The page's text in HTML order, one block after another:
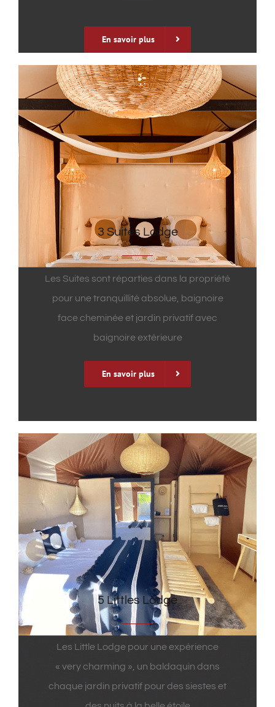
En savoir plus
3 Suites Lodge
Les Suites sont réparties dans la propriété
pour une tranquillité absolue, baignoire
face cheminée et jardin privatif avec
baignoire extérieure
En savoir plus
5 Littles Lodge
Les Little Lodge pour une expérience
« very charming », un baldaquin dans
chaque jardin privatif pour des siestes et